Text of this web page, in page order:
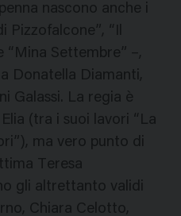
nascono anche i
Pizzofalcone”, “Il
“Mina Settembre” –,
Donatella Diamanti,
Galassi. La regia è
(tra i suoi lavori “La
ma vero punto di
Teresa
gli altrettanto validi
Chiara Celotto,